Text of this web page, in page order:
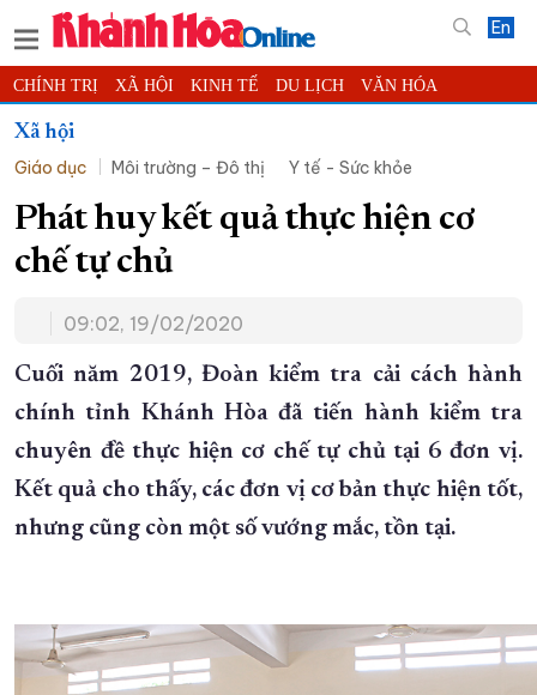
En
CHÍNH TRỊ XÃ HỘI KINH TẾ DU LỊCH VĂN HÓA
THỂ THAO
KHOA HỌC - CÔNG NGHỆ PHÁP LUẬT BẠN ĐỌC
THẾ GIỚI MULTIMEDIA VIDEO ĐỌC BÁO ONLINE
PODCAST THÔNG TIN - QUẢNG CÁO
TRƯỜNG SA BIỂN ĐẢO QUÊ HƯƠNG
CHUNG TAY CẢI CÁCH HÀNH CHÍNH
XÂY DỰNG NÔNG THÔN MỚI LỊCH CẮT ĐIỆN
TÀU - XE - MÁY BAY
KỶ NIỆM 370 NĂM XÂY DỰNG VÀ PHÁT TRIỂN TỈNH KHÁNH HÒA
KHOẢNH KHẮC ĐẸP XỨ TRẦM
Xã hội
Giáo dục
Môi trường – Đô thị Y tế - Sức khỏe
Phát huy kết quả thực hiện cơ
chế tự chủ
09:02, 19/02/2020
Cuối năm 2019, Đoàn kiểm tra cải cách hành
chính tỉnh Khánh Hòa đã tiến hành kiểm tra
chuyên đề thực hiện cơ chế tự chủ tại 6 đơn vị.
Kết quả cho thấy, các đơn vị cơ bản thực hiện tốt,
nhưng cũng còn một số vướng mắc, tồn tại.